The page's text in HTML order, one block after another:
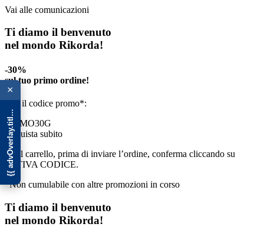
Vai alle comunicazioni
Ti diamo il benvenuto
nel mondo Rikorda!
-30%
sul tuo primo ordine!
Usa il codice promo*:
PRIMO30G
Acquista subito
*Nel carrello, prima di inviare l’ordine, conferma cliccando su
ATTIVA CODICE.
*Non cumulabile con altre promozioni in corso
Ti diamo il benvenuto
nel mondo Rikorda!
×
{{ advOverlay.title || 'Promo' }}